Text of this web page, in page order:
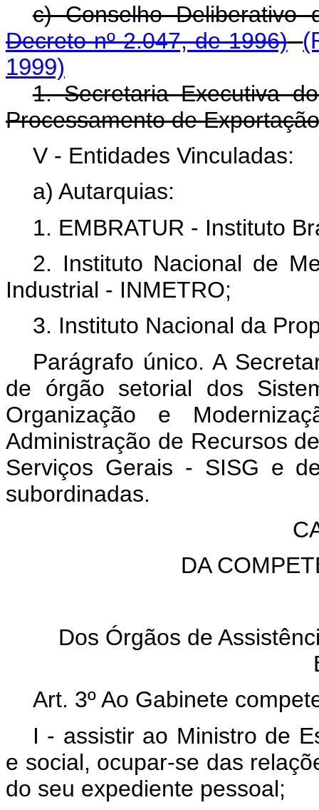
c) Conselho
Decreto nº 2.047, de 1996)
1999)
1. Secretaria Executiva
Processamento de
V - Entidades Vinculadas:
a) Autarquias:
1. EMBRATUR - Instituto
2. Instituto Nacional de
Industrial - INMETRO;
3. Instituto Nacional da
Parágrafo único. A
de órgão setorial dos
Organização e
Administração de Recursos
Serviços Gerais - SISG e
subordinadas.
DA
Dos Órgãos de
Art. 3º Ao Gabinete
I - assistir ao Ministro de
e social, ocupar-se das
do seu expediente pessoal;